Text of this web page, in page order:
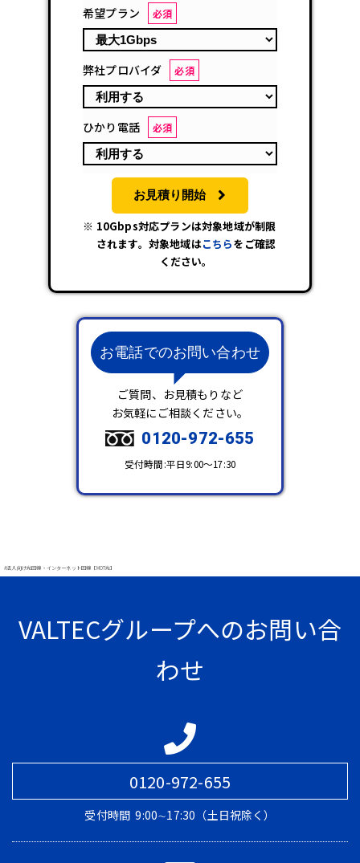
希望プラン 必須
弊社プロバイダ 必須
ひかり電話 必須
お見積り開始
10Gbps対応プランは対象地域が制限
されます。対象地域はこちらをご確認
ください。
お電話でのお問い合わせ
ご質問、お見積もりなど
お気軽にご相談ください。
0120-972-655
受付時間:平日9:00～17:30
#法人向け光回線・インターネット回線【MOT光】
VALTECグループへのお問い合
わせ
0120-972-655
受付時間 9:00∼17:30（土日祝除く）